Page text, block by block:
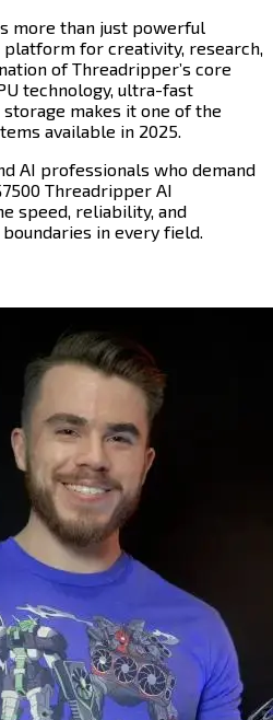
more than just powerful
for creativity, research,
of Threadripper’s core
technology, ultra-fast
makes it one of the
AI professionals who demand
Threadripper AI
speed, reliability, and